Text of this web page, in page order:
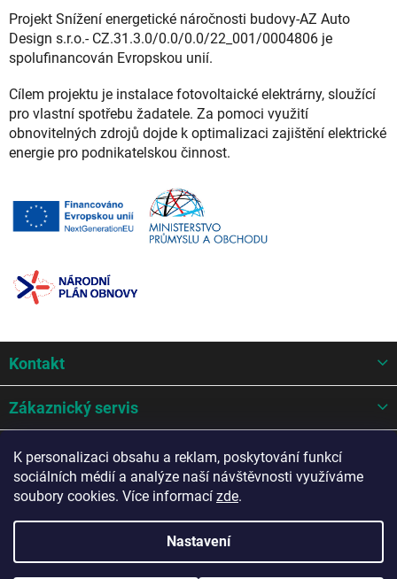
K personalizaci obsahu a reklam, poskytování funkcí
sociálních médií a analýze naší návštěvnosti využíváme
soubory cookies. Více informací zde.
Nastavení
Projekt Snížení energetické náročnosti budovy-AZ Auto
Design s.r.o.- CZ.31.3.0/0.0/0.0/22_001/0004806 je
spolufinancován Evropskou unií.
Cílem projektu je instalace fotovoltaické elektrárny, sloužící
pro vlastní spotřebu žadatele. Za pomoci využití
obnovitelných zdrojů dojde k optimalizaci zajištění elektrické
energie pro podnikatelskou činnost.
p
t
Kontakt
Zákaznický servis
Mohlo by se hodit
Potřebujete poradit?